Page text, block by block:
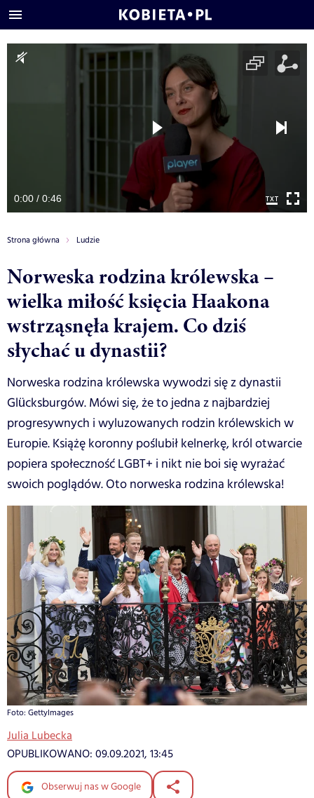
0:00 / 0:46
Strona główna Ludzie
Norweska rodzina królewska –
wielka miłość księcia Haakona
wstrząsnęła krajem. Co dziś
słychać u dynastii?
Norweska rodzina królewska wywodzi się z dynastii
Glücksburgów. Mówi się, że to jedna z najbardziej
progresywnych i wyluzowanych rodzin królewskich w
Europie. Książę koronny poślubił kelnerkę, król otwarcie
popiera społeczność LGBT+ i nikt nie boi się wyrażać
swoich poglądów. Oto norweska rodzina królewska!
Foto: GettyImages
Julia Lubecka
OPUBLIKOWANO: 09.09.2021, 13:45
Obserwuj nas w Google